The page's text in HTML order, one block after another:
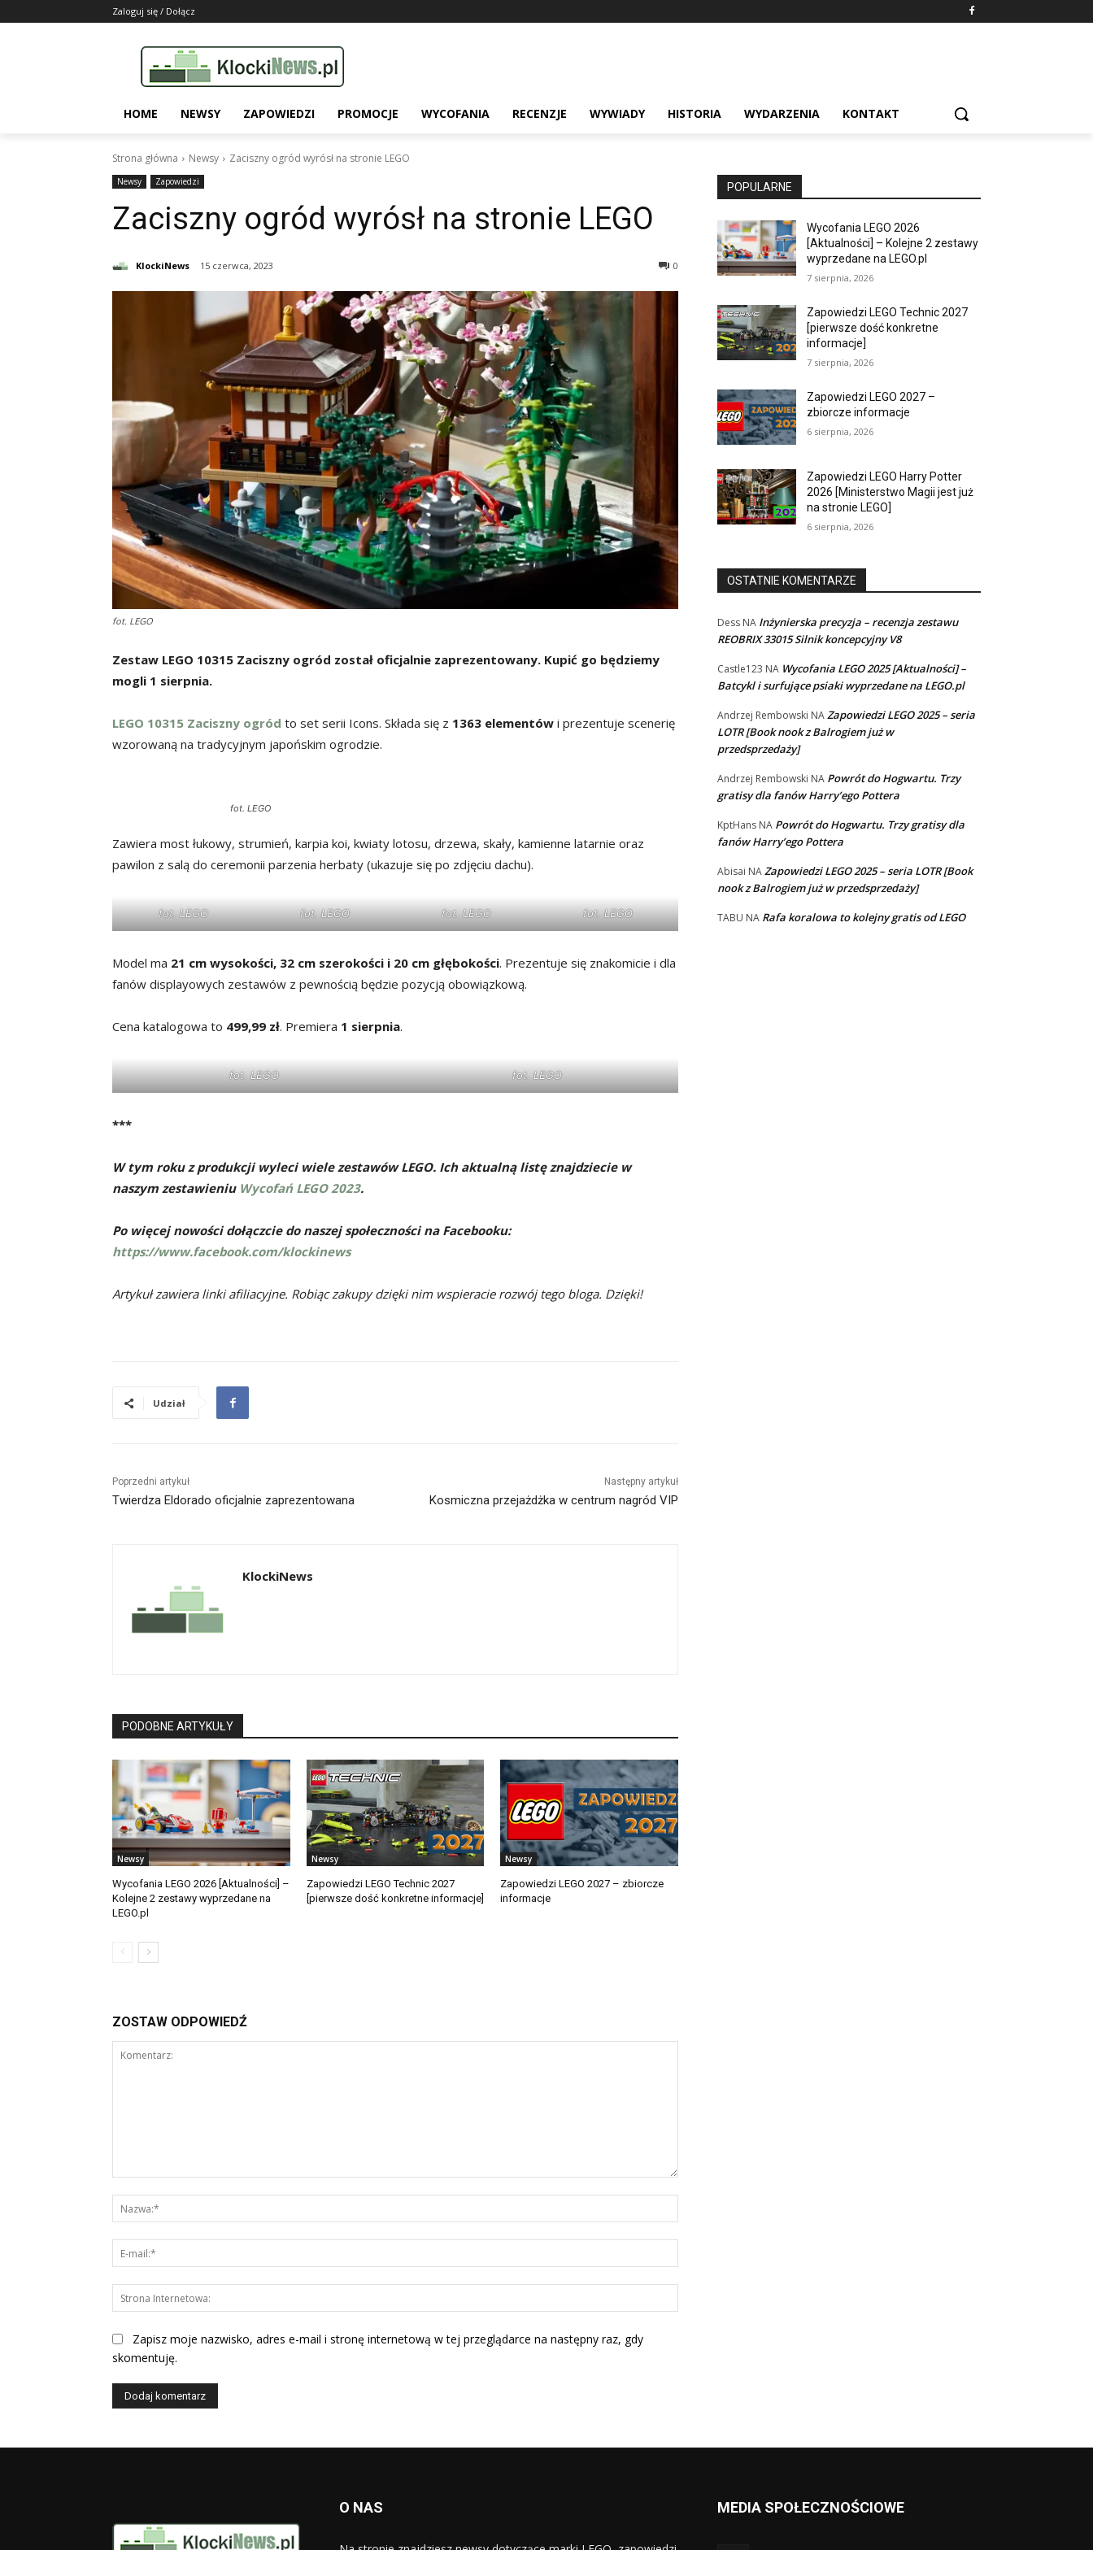
Zaloguj się / Dołącz
HOME NEWSY ZAPOWIEDZI PROMOCJE WYCOFANIA RECENZJE WYWIADY HISTORIA WYDARZENIA KONTAKT
Strona główna Newsy Zaciszny ogród wyrósł na stronie LEGO
Newsy Zapowiedzi
Zaciszny ogród wyrósł na stronie LEGO
KlockiNews 15 czerwca, 2023 0
fot. LEGO
Zestaw LEGO 10315 Zaciszny ogród został oficjalnie zaprezentowany. Kupić go będziemy
mogli 1 sierpnia.
LEGO 10315 Zaciszny ogród to set serii Icons. Składa się z 1363 elementów i prezentuje scenerię
wzorowaną na tradycyjnym japońskim ogrodzie.
fot. LEGO
Zawiera most łukowy, strumień, karpia koi, kwiaty lotosu, drzewa, skały, kamienne latarnie oraz
pawilon z salą do ceremonii parzenia herbaty (ukazuje się po zdjęciu dachu).
fot. LEGO fot. LEGO fot. LEGO fot. LEGO
Model ma 21 cm wysokości, 32 cm szerokości i 20 cm głębokości. Prezentuje się znakomicie i dla
fanów displayowych zestawów z pewnością będzie pozycją obowiązkową.
Cena katalogowa to 499,99 zł. Premiera 1 sierpnia.
fot. LEGO fot. LEGO
***
W tym roku z produkcji wyleci wiele zestawów LEGO. Ich aktualną listę znajdziecie w
naszym zestawieniu Wycofań LEGO 2023.
Po więcej nowości dołączcie do naszej społeczności na Facebooku:
https://www.facebook.com/klockinews
Artykuł zawiera linki afiliacyjne. Robiąc zakupy dzięki nim wspieracie rozwój tego bloga. Dzięki!
Udział
Poprzedni artykuł
Twierdza Eldorado oficjalnie zaprezentowana
Następny artykuł
Kosmiczna przejażdżka w centrum nagród VIP
KlockiNews
PODOBNE ARTYKUŁY
Newsy
Wycofania LEGO 2026 [Aktualności] –
Kolejne 2 zestawy wyprzedane na
LEGO.pl
Newsy
Zapowiedzi LEGO Technic 2027
[pierwsze dość konkretne informacje]
Newsy
Zapowiedzi LEGO 2027 – zbiorcze
informacje
ZOSTAW ODPOWIEDŹ
mail:*
Internetowa:
Zapisz moje nazwisko, adres e-mail i stronę internetową w tej przeglądarce na następny raz, gdy
skomentuję.
POPULARNE
Wycofania LEGO 2026
[Aktualności] – Kolejne 2 zestawy
wyprzedane na LEGO.pl
7 sierpnia, 2026
Zapowiedzi LEGO Technic 2027
[pierwsze dość konkretne
informacje]
7 sierpnia, 2026
Zapowiedzi LEGO 2027 –
zbiorcze informacje
6 sierpnia, 2026
Zapowiedzi LEGO Harry Potter
2026 [Ministerstwo Magii jest już
na stronie LEGO]
6 sierpnia, 2026
OSTATNIE KOMENTARZE
Dess NA Inżynierska precyzja – recenzja zestawu
REOBRIX 33015 Silnik koncepcyjny V8
Castle123 NA Wycofania LEGO 2025 [Aktualności] –
Batcykl i surfujące psiaki wyprzedane na LEGO.pl
Andrzej Rembowski NAZapowiedzi LEGO 2025 – seria
LOTR [Book nook z Balrogiem już w
przedsprzedaży]
Andrzej Rembowski NA Powrót do Hogwartu. Trzy
gratisy dla fanów Harry’ego Pottera
KptHans NA Powrót do Hogwartu. Trzy gratisy dla
fanów Harry’ego Pottera
Abisai NAZapowiedzi LEGO 2025 – seria LOTR [Book
nook z Balrogiem już w przedsprzedaży]
TABU NA Rafa koralowa to kolejny gratis od LEGO
O NAS MEDIA SPOŁECZNOŚCIOWE